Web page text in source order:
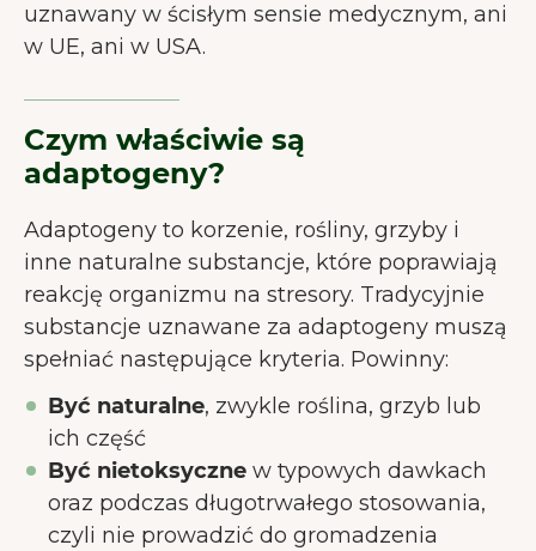
uznawany w ścisłym sensie medycznym, ani
w UE, ani w USA.
Czym właściwie są
adaptogeny?
Adaptogeny to korzenie, rośliny, grzyby i
inne naturalne substancje, które poprawiają
reakcję organizmu na stresory. Tradycyjnie
substancje uznawane za adaptogeny muszą
spełniać następujące kryteria. Powinny:
Być naturalne, zwykle roślina, grzyb lub
ich część
Być nietoksyczne w typowych dawkach
oraz podczas długotrwałego stosowania,
czyli nie prowadzić do gromadzenia